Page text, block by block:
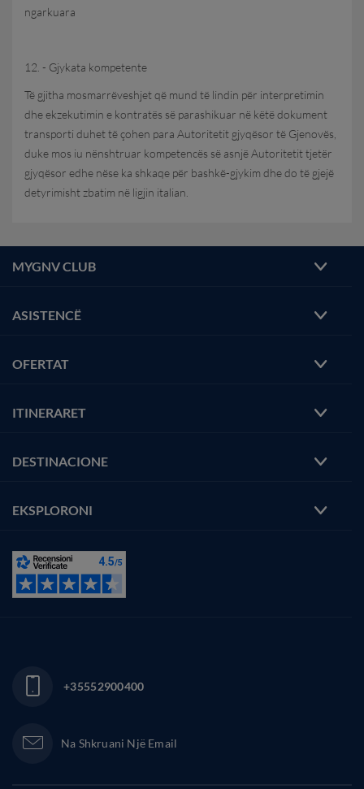
ngarkuara
12. - Gjykata kompetente
Të gjitha mosmarrëveshjet që mund të lindin për interpretimin
dhe ekzekutimin e kontratës së parashikuar në këtë dokument
transporti duhet të çohen para Autoritetit gjyqësor të Gjenovës,
duke mos iu nënshtruar kompetencës së asnjë Autoritetit tjetër
gjyqësor edhe nëse ka shkaqe për bashkë-gjykim dhe do të gjejë
detyrimisht zbatim në ligjin italian.
MYGNV CLUB
ASISTENCË
OFERTAT
ITINERARET
DESTINACIONE
EKSPLORONI
+35552900400
Na Shkruani Një Email